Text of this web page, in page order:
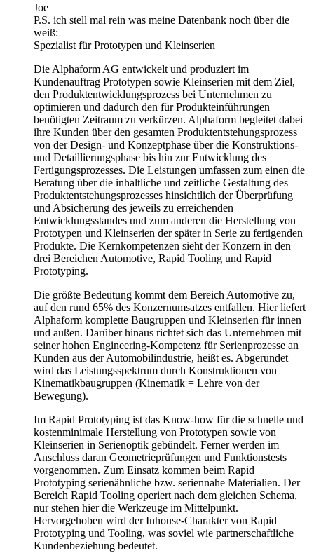
Joe
P.S. ich stell mal rein was meine Datenbank noch über die
weiß:
Spezialist für Prototypen und Kleinserien
Die Alphaform AG entwickelt und produziert im
Kundenauftrag Prototypen sowie Kleinserien mit dem Ziel,
den Produktentwicklungsprozess bei Unternehmen zu
optimieren und dadurch den für Produkteinführungen
benötigten Zeitraum zu verkürzen. Alphaform begleitet dabei
ihre Kunden über den gesamten Produktentstehungsprozess
von der Design- und Konzeptphase über die Konstruktions-
und Detaillierungsphase bis hin zur Entwicklung des
Fertigungsprozesses. Die Leistungen umfassen zum einen die
Beratung über die inhaltliche und zeitliche Gestaltung des
Produktentstehungsprozesses hinsichtlich der Überprüfung
und Absicherung des jeweils zu erreichenden
Entwicklungsstandes und zum anderen die Herstellung von
Prototypen und Kleinserien der später in Serie zu fertigenden
Produkte. Die Kernkompetenzen sieht der Konzern in den
drei Bereichen Automotive, Rapid Tooling und Rapid
Prototyping.
Die größte Bedeutung kommt dem Bereich Automotive zu,
auf den rund 65% des Konzernumsatzes entfallen. Hier liefert
Alphaform komplette Baugruppen und Kleinserien für innen
und außen. Darüber hinaus richtet sich das Unternehmen mit
seiner hohen Engineering-Kompetenz für Serienprozesse an
Kunden aus der Automobilindustrie, heißt es. Abgerundet
wird das Leistungsspektrum durch Konstruktionen von
Kinematikbaugruppen (Kinematik = Lehre von der
Bewegung).
Im Rapid Prototyping ist das Know-how für die schnelle und
kostenminimale Herstellung von Prototypen sowie von
Kleinserien in Serienoptik gebündelt. Ferner werden im
Anschluss daran Geometrieprüfungen und Funktionstests
vorgenommen. Zum Einsatz kommen beim Rapid
Prototyping serienähnliche bzw. seriennahe Materialien. Der
Bereich Rapid Tooling operiert nach dem gleichen Schema,
nur stehen hier die Werkzeuge im Mittelpunkt.
Hervorgehoben wird der Inhouse-Charakter von Rapid
Prototyping und Tooling, was soviel wie partnerschaftliche
Kundenbeziehung bedeutet.